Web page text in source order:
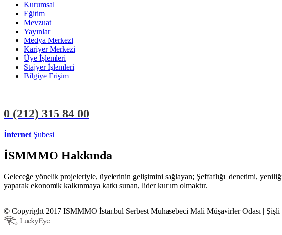
Kurumsal
Eğitim
Mevzuat
Yayınlar
Medya Merkezi
Kariyer Merkezi
Üye İşlemleri
Stajyer İşlemleri
Bilgiye Erişim
0 (212) 315 84 00
İnternet Şubesi
İSMMMO Hakkında
Geleceğe yönelik projeleriyle, üyelerinin gelişimini sağlayan; Şeffaflığı, denetimi,
yaparak ekonomik kalkınmaya katkı sunan, lider kurum olmaktır.
© Copyright 2017 ISMMMO İstanbul Serbest Muhasebeci Mali Müşavirler Odası |